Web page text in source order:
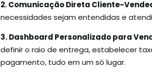
2. Comunicação Direta Cliente-
necessidades sejam entendidas e
3. Dashboard Personalizado para
definir o raio de entrega, estabelecer
pagamento, tudo em um só lugar.